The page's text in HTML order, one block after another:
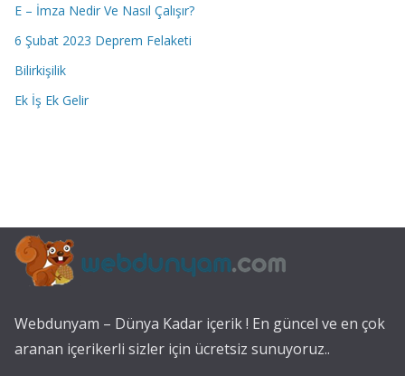
E – İmza Nedir Ve Nasıl Çalışır?
6 Şubat 2023 Deprem Felaketi
Bilirkişilik
Ek İş Ek Gelir
Webdunyam – Dünya Kadar içerik ! En güncel ve en çok
aranan içerikerli sizler için ücretsiz sunuyoruz..